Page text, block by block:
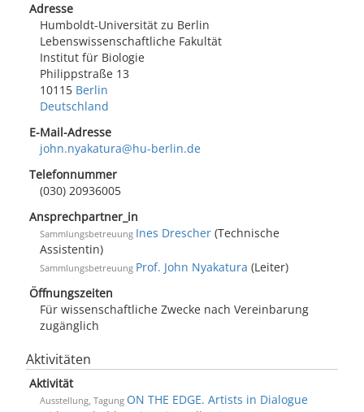
Adresse
Humboldt-Universität zu Berlin
Lebens­wissenschaft­liche Fakultät
Institut für Biologie
Philippstraße 13
10115 Berlin
Deutschland
E-Mail-Adresse
john.nyakatura@hu-berlin.de
Telefonnummer
(030) 20936005
Ansprechpartner_in
Sammlungsbetreuung Ines Drescher (Technische
Assistentin)
Sammlungsbetreuung Prof. John Nyakatura (Leiter)
Öffnungszeiten
Für wissenschaftliche Zwecke nach Vereinbarung
zugänglich
Aktivitäten
Aktivität
Ausstellung, Tagung ON THE EDGE. Artists in Dialogue